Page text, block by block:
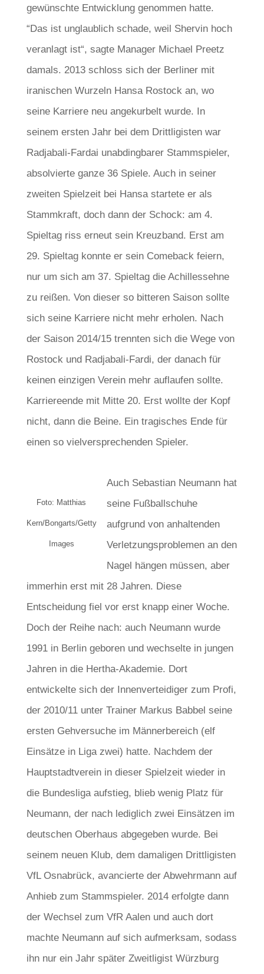
gewünschte Entwicklung genommen hatte.
“Das ist unglaublich schade, weil Shervin hoch
veranlagt ist“, sagte Manager Michael Preetz
damals. 2013 schloss sich der Berliner mit
iranischen Wurzeln Hansa Rostock an, wo
seine Karriere neu angekurbelt wurde. In
seinem ersten Jahr bei dem Drittligisten war
Radjabali-Fardai unabdingbarer Stammspieler,
absolvierte ganze 36 Spiele. Auch in seiner
zweiten Spielzeit bei Hansa startete er als
Stammkraft, doch dann der Schock: am 4.
Spieltag riss erneut sein Kreuzband. Erst am
29. Spieltag konnte er sein Comeback feiern,
nur um sich am 37. Spieltag die Achillessehne
zu reißen. Von dieser so bitteren Saison sollte
sich seine Karriere nicht mehr erholen. Nach
der Saison 2014/15 trennten sich die Wege von
Rostock und Radjabali-Fardi, der danach für
keinen einzigen Verein mehr auflaufen sollte.
Karriereende mit Mitte 20. Erst wollte der Kopf
nicht, dann die Beine. Ein tragisches Ende für
einen so vielversprechenden Spieler.
Foto: Matthias
Kern/Bongarts/Getty
Images
Auch Sebastian Neumann hat
seine Fußballschuhe
aufgrund von anhaltenden
Verletzungsproblemen an den
Nagel hängen müssen, aber
immerhin erst mit 28 Jahren. Diese
Entscheidung fiel vor erst knapp einer Woche.
Doch der Reihe nach: auch Neumann wurde
1991 in Berlin geboren und wechselte in jungen
Jahren in die Hertha-Akademie. Dort
entwickelte sich der Innenverteidiger zum Profi,
der 2010/11 unter Trainer Markus Babbel seine
ersten Gehversuche im Männerbereich (elf
Einsätze in Liga zwei) hatte. Nachdem der
Hauptstadtverein in dieser Spielzeit wieder in
die Bundesliga aufstieg, blieb wenig Platz für
Neumann, der nach lediglich zwei Einsätzen im
deutschen Oberhaus abgegeben wurde. Bei
seinem neuen Klub, dem damaligen Drittligisten
VfL Osnabrück, avancierte der Abwehrmann auf
Anhieb zum Stammspieler. 2014 erfolgte dann
der Wechsel zum VfR Aalen und auch dort
machte Neumann auf sich aufmerksam, sodass
ihn nur ein Jahr später Zweitligist Würzburg